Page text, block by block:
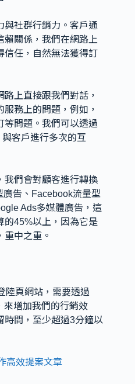
與社群行銷力。客戶通
賴關係，我們在網路上
信任，自然無法獲得訂
上直接跟我們對話，
務上的問題，例如，
等問題。我們可以透過
客戶進行多次的互
我們會對顧客進行轉換
告、Facebook流量型
Ads多媒體廣告，這
的45%以上，因為它是
中之重。
陸頁網站，需要透過
來增加我們的行銷效
時間，至少超過3分鐘以
高效提案文章